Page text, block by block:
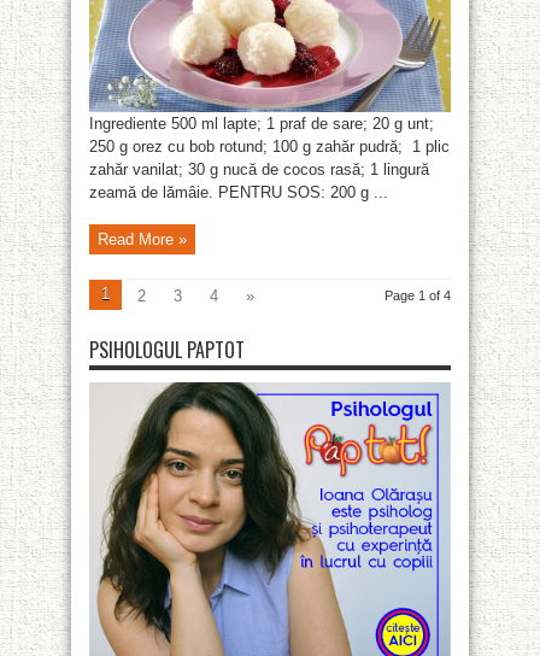
Ingrediente 500 ml lapte; 1 praf de sare; 20 g unt;
250 g orez cu bob rotund; 100 g zahăr pudră; 1 plic
zahăr vanilat; 30 g nucă de cocos rasă; 1 lingură
zeamă de lămâie. PENTRU SOS: 200 g ...
Read More »
Page 1 of 4
1 2 3 4 »
PSIHOLOGUL PAPTOT